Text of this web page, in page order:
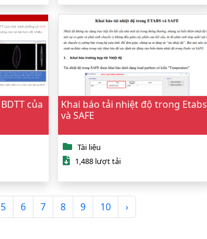
của
Khai báo tải nhiệt độ trong Etabs
và SAFE
Tài liệu
1,488 lượt tải
5 6 7 8 9 10 ›